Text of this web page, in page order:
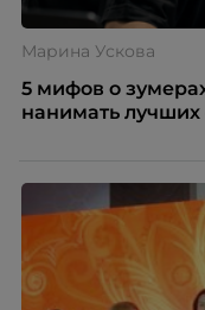
Марина Ускова
5 мифов о
нанимать лучших